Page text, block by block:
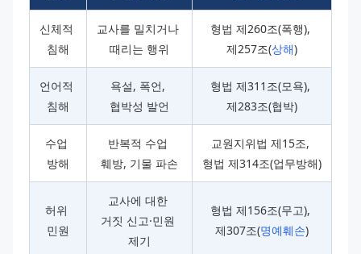
신체적
침해
교사를 밀치거나
때리는 행위
형법 제260조(폭행),
제257조(상해)
언어적
침해
욕설, 폭언,
협박성 발언
형법 제311조(모욕),
제283조(협박)
수업
방해
반복적 수업
훼방, 기물 파손
교원지위법 제15조,
형법 제314조(업무방해)
허위
민원
교사에 대한
거짓 신고·민원
제기
형법 제156조(무고),
제307조(명예훼손)